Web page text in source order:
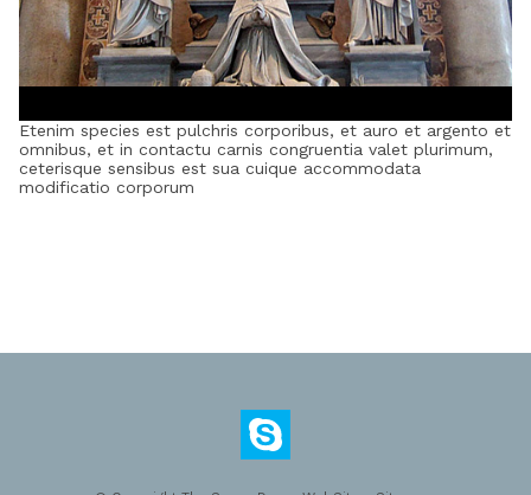
Etenim species est pulchris corporibus, et auro et argento et
omnibus, et in contactu carnis congruentia valet plurimum,
ceterisque sensibus est sua cuique accommodata
modificatio corporum